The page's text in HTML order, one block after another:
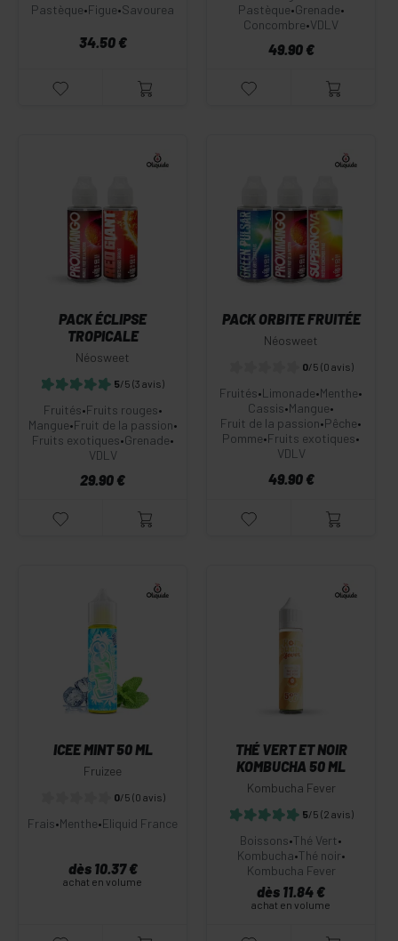
Pastèque•Figue•Savourea
34.50 €
Pastèque•Grenade•
Concombre•VDLV
49.90 €
PACK ÉCLIPSE
TROPICALE
Néosweet
5/5 (3 avis)
Fruités•Fruits rouges•
Mangue•Fruit de la passion•
Fruits exotiques•Grenade•
VDLV
29.90 €
PACK ORBITE FRUITÉE
Néosweet
0/5 (0 avis)
Fruités•Limonade•Menthe•
Cassis•Mangue•
Fruit de la passion•Pêche•
Pomme•Fruits exotiques•
VDLV
49.90 €
ICEE MINT 50 ML
Fruizee
0/5 (0 avis)
Frais•Menthe•Eliquid France
dès 10.37 €
achat en volume
THÉ VERT ET NOIR
KOMBUCHA 50 ML
Kombucha Fever
5/5 (2 avis)
Boissons•Thé Vert•
Kombucha•Thé noir•
Kombucha Fever
dès 11.84 €
achat en volume